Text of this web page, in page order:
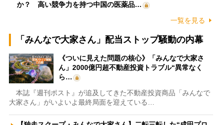
か？ 高い競争力を持つ中国の医薬品…
一覧を見る
「みんなで大家さん」配当ストップ騒動の内幕
《ついに見えた問題の核心》「みんなで大家さ
ん」2000億円超不動産投資トラブル“異常なく
ら…
本誌『週刊ポスト』が追及してきた不動産投資商品「みんなで
大家さん」がいよいよ最終局面を迎えている…